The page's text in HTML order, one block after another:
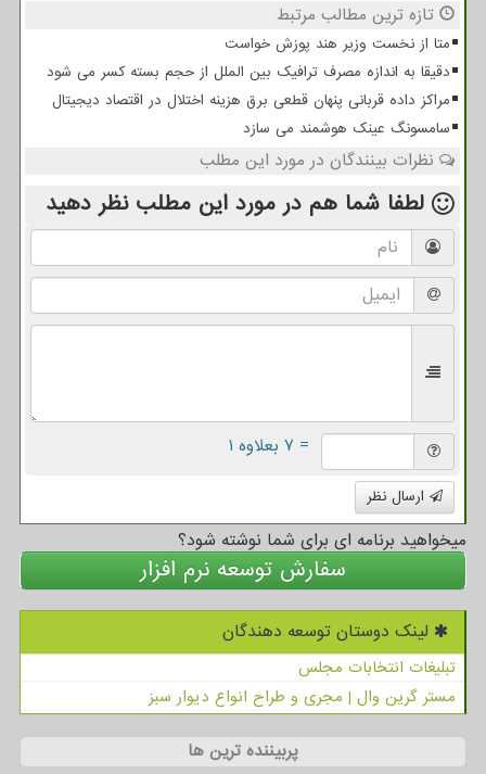
تازه ترین مطالب مرتبط
متا از نخست وزیر هند پوزش خواست
دقیقا به اندازه مصرف ترافیک بین الملل از حجم بسته کسر می شود
مراکز داده قربانی پنهان قطعی برق هزینه اختلال در اقتصاد دیجیتال
سامسونگ عینک هوشمند می سازد
نظرات بینندگان در مورد این مطلب
لطفا شما هم در مورد این مطلب نظر دهید
= ۷ بعلاوه ۱
ارسال نظر
میخواهید برنامه ای برای شما نوشته شود؟
سفارش توسعه نرم افزار
لینک دوستان توسعه دهندگان
تبلیغات انتخابات مجلس
مستر گرین وال | مجری و طراح انواع دیوار سبز
پربیننده ترین ها